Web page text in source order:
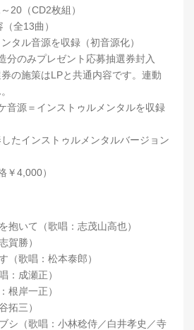
20（CD2枚組）
全13曲）
タル音源を収録（初音源化）
分のみプレゼント応募抽選券封入
の施策はLPと共通内容です。連動
音源＝インストゥルメンタルを収録
たインストゥルメンタルバージョン
￥4,000）
抱いて（歌唱：志茂山高也）
賀勝）
（歌唱：松本泰郎）
：成瀬正）
根岸一正）
拓三）
シ（歌唱：小林稔侍／白井孝史／寺